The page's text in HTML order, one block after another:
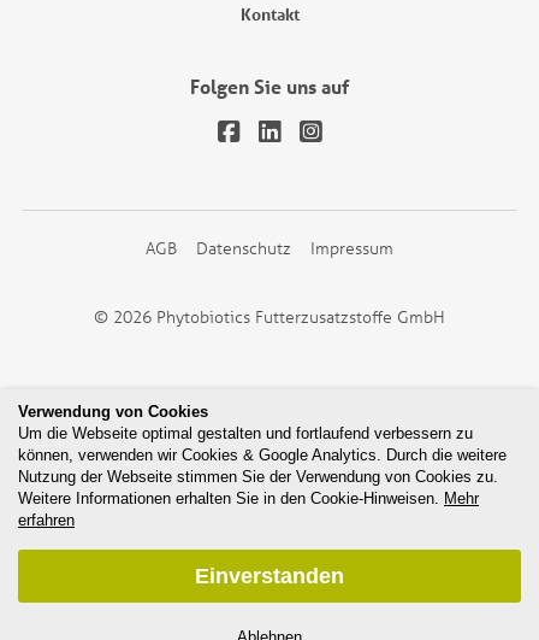
Kontakt
Folgen Sie uns auf
AGB Datenschutz Impressum
© 2026 Phytobiotics Futterzusatzstoffe GmbH
Verwendung von Cookies
Um die Webseite optimal gestalten und fortlaufend verbessern zu
können, verwenden wir Cookies & Google Analytics. Durch die weitere
Nutzung der Webseite stimmen Sie der Verwendung von Cookies zu.
Weitere Informationen erhalten Sie in den Cookie-Hinweisen.
Mehr
erfahren
Einverstanden